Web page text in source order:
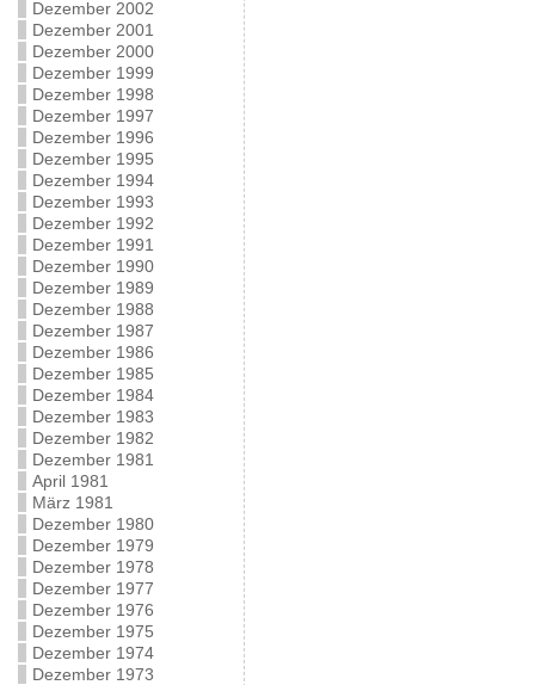
Dezember 2002
Dezember 2001
Dezember 2000
Dezember 1999
Dezember 1998
Dezember 1997
Dezember 1996
Dezember 1995
Dezember 1994
Dezember 1993
Dezember 1992
Dezember 1991
Dezember 1990
Dezember 1989
Dezember 1988
Dezember 1987
Dezember 1986
Dezember 1985
Dezember 1984
Dezember 1983
Dezember 1982
Dezember 1981
April 1981
März 1981
Dezember 1980
Dezember 1979
Dezember 1978
Dezember 1977
Dezember 1976
Dezember 1975
Dezember 1974
Dezember 1973